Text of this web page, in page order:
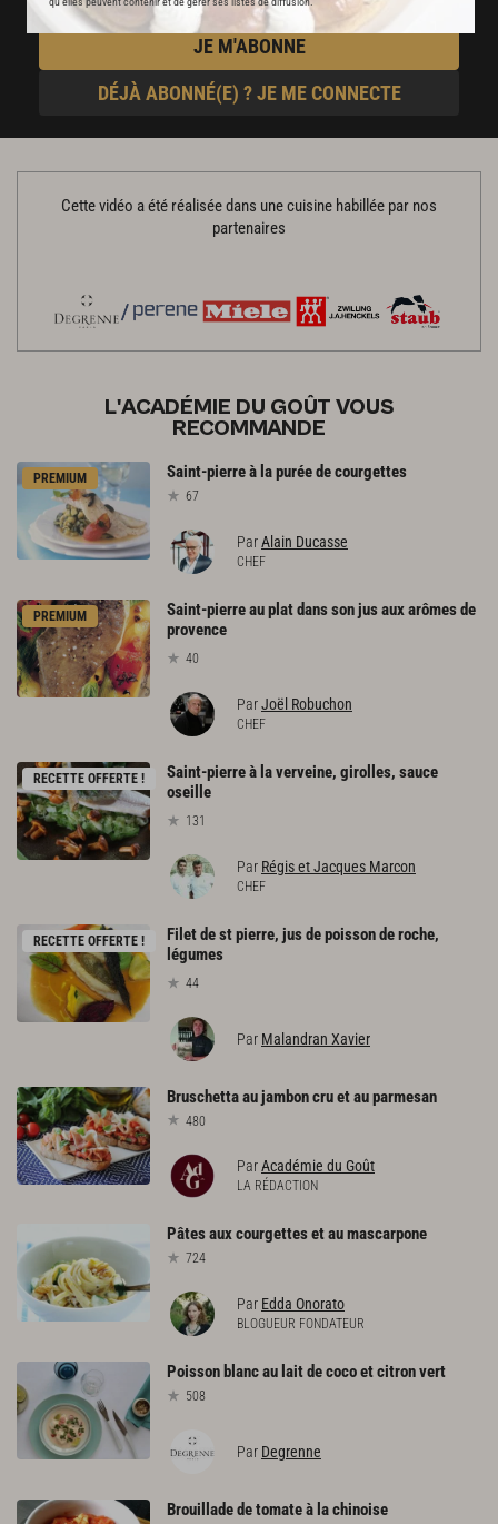
JE M'ABONNE
DÉJÀ ABONNÉ(E) ? JE ME CONNECTE
Cette vidéo a été réalisée dans une cuisine habillée par nos
partenaires
L'ACADÉMIE DU GOÛT VOUS
RECOMMANDE
PREMIUM Saint-pierreà lapuréedecourgettes
67
ParAlain Ducasse
CHEF
PREMIUM
Saint-pierre au plat dans son jus aux arômes de
provence
40
ParJoël Robuchon
CHEF
RECETTE OFFERTE !
Saint-pierre à la verveine, girolles, sauce
oseille
131
Par Régis et Jacques Marcon
CHEF
RECETTE OFFERTE !
Filet de st pierre, jus de poisson de roche,
légumes
44
Par Malandran Xavier
Bruschettaaujamboncruetauparmesan
480
ParAcadémie du Goût
LA RÉDACTION
Pâtesauxcourgettesetaumascarpone
724
Par Edda Onorato
BLOGUEUR FONDATEUR
Poisson blancau laitdecocoetcitronvert
508
Par Degrenne
Brouilladedetomateà lachinoise